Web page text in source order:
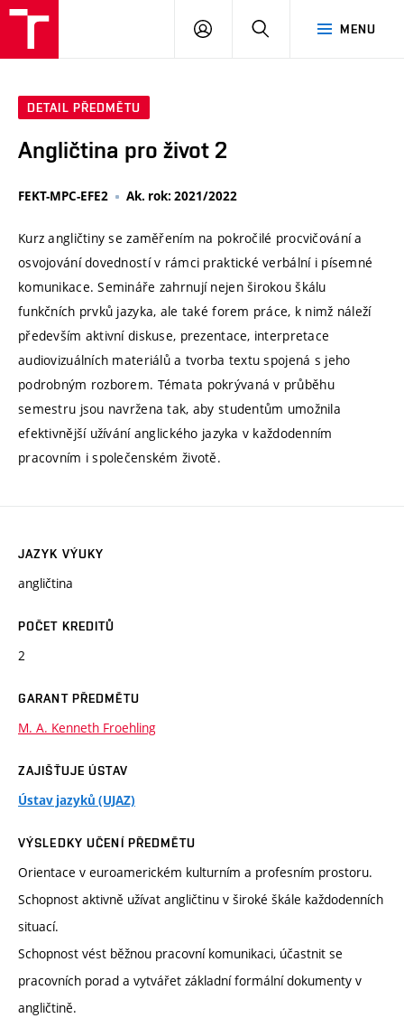
MENU
PŘIHLÁSIT
DETAIL PŘEDMĚTU
Angličtina pro život 2
FEKT-MPC-EFE2 Ak. rok: 2021/2022
Kurz angličtiny se zaměřením na pokročilé procvičování a
osvojování dovedností v rámci praktické verbální i písemné
komunikace. Semináře zahrnují nejen širokou škálu
funkčních prvků jazyka, ale také forem práce, k nimž náleží
především aktivní diskuse, prezentace, interpretace
audiovizuálních materiálů a tvorba textu spojená s jeho
podrobným rozborem. Témata pokrývaná v průběhu
semestru jsou navržena tak, aby studentům umožnila
efektivnější užívání anglického jazyka v každodenním
pracovním i společenském životě.
JAZYK VÝUKY
angličtina
POČET KREDITŮ
2
GARANT PŘEDMĚTU
M. A. Kenneth Froehling
ZAJIŠŤUJE ÚSTAV
Ústav jazyků (UJAZ)
VÝSLEDKY UČENÍ PŘEDMĚTU
Orientace v euroamerickém kulturním a profesním prostoru.
Schopnost aktivně užívat angličtinu v široké škále každodenních
situací.
Schopnost vést běžnou pracovní komunikaci, účastnit se
pracovních porad a vytvářet základní formální dokumenty v
angličtině.